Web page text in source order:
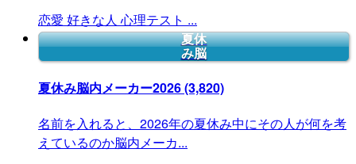
恋愛 好きな人 心理テスト ...
夏休
み脳
夏休み脳内メーカー2026(3,820)
名前を入れると、2026年の夏休み中にその人が何を考
えているのか脳内メーカ...